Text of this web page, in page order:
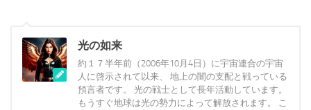
光の如来
約１７半年前（2006年10月4日）に宇宙連合の宇宙
人に啓示されて以来、 地上の闇の支配と戦っている
預言者です。 光の戦士として長年活動しています。
もうすぐ地球は光の勢力によって解放されます。 こ